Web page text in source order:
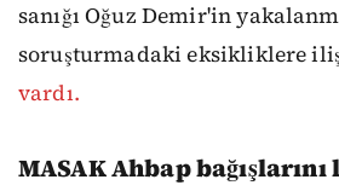
sanığı Oğuz Demir'in
soruşturmadaki eksikliklere
vardı.
MASAK Ahbap